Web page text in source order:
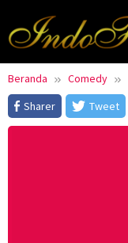
konten
Beranda Comedy
Sharer
Tweet